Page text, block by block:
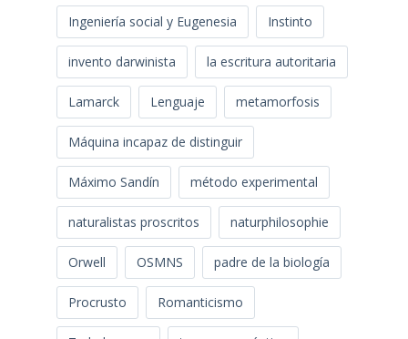
Ingeniería social y Eugenesia Instinto
invento darwinista la escritura autoritaria
Lamarck Lenguaje metamorfosis
Máquina incapaz de distinguir
Máximo Sandín método experimental
naturalistas proscritos naturphilosophie
Orwell OSMNS padre de la biología
Procrusto Romanticismo